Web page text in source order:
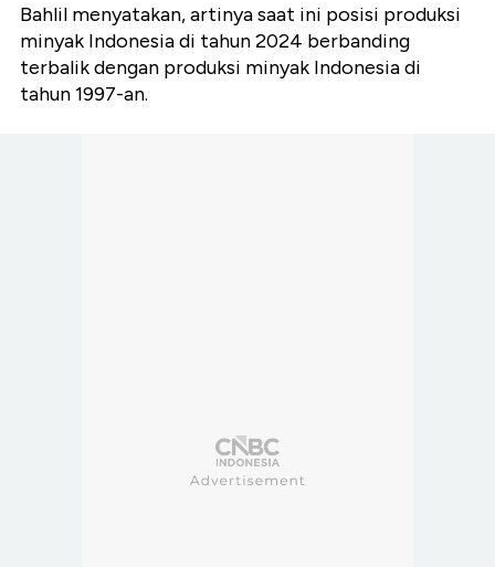
Bahlil menyatakan, artinya saat ini posisi produksi
minyak Indonesia di tahun 2024 berbanding
terbalik dengan produksi minyak Indonesia di
tahun 1997-an.